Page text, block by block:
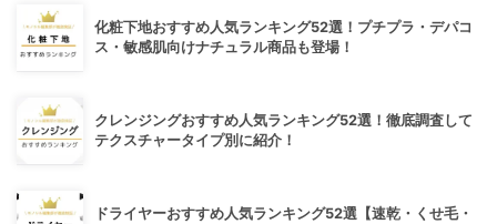
化粧下地おすすめ人気ランキング52選！プチプラ・デパコ
ス・敏感肌向けナチュラル商品も登場！
クレンジングおすすめ人気ランキング52選！徹底調査して
テクスチャータイプ別に紹介！
ドライヤーおすすめ人気ランキング52選【速乾・くせ毛・